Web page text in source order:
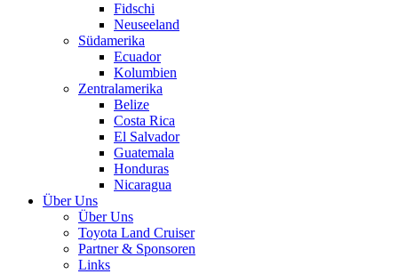
Fidschi
Neuseeland
Südamerika
Ecuador
Kolumbien
Zentralamerika
Belize
Costa Rica
El Salvador
Guatemala
Honduras
Nicaragua
Über Uns
Über Uns
Toyota Land Cruiser
Partner & Sponsoren
Links